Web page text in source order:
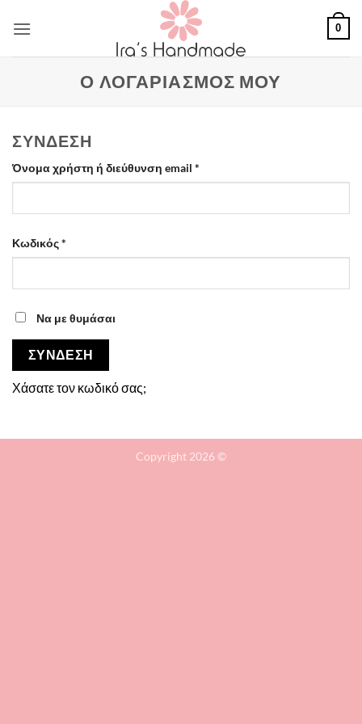
στο
0
Ο ΛΟΓΑΡΙΑΣΜΌΣ ΜΟΥ
ΣΎΝΔΕΣΗ
Όνομα χρήστη ή διεύθυνση email *
Κωδικός*
Να με θυμάσαι
ΣΎΝΔΕΣΗ
Χάσατε τον κωδικό σας;
Copyright 2026 ©